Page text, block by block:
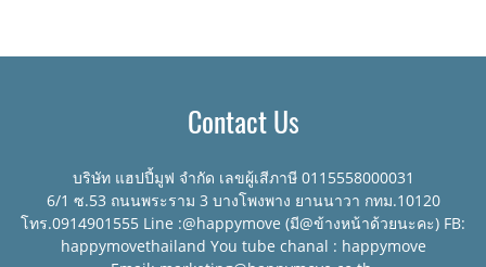
Contact Us
บริษัท แฮปปี้มูฟ จำกัด เลขผู้เสีภาษี 0115558000031
6/1 ซ.53 ถนนพระราม 3 บางโพงพาง ยานนาวา กทม.10120
โทร.0914901555 Line :@happymove (มี@ข้างหน้าด้วยนะคะ) FB:
happymovethailand You tube chanal : happymove